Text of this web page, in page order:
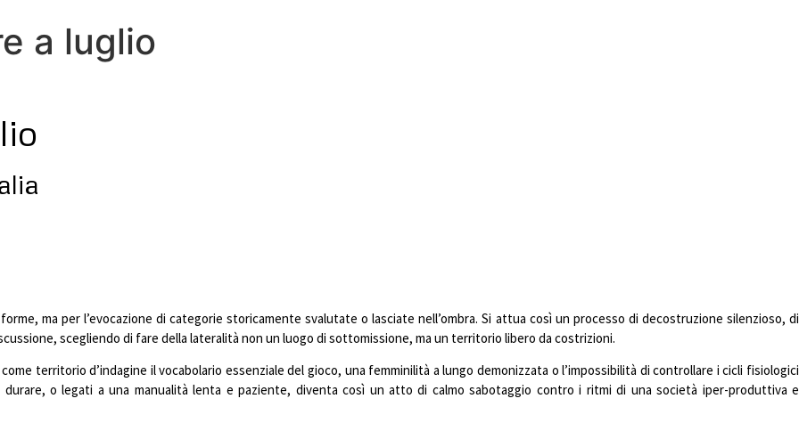
a luglio
ma per l’evocazione di categorie storicamente svalutate o lasciate nell’ombra. Si attua così un processo di decostruzione silenzioso, di
scegliendo di fare della lateralità non un luogo di sottomissione, ma un territorio libero da costrizioni.
territorio d’indagine il vocabolario essenziale del gioco, una femminilità a lungo demonizzata o l’impossibilità di controllare i cicli fisiologici
o legati a una manualità lenta e paziente, diventa così un atto di calmo sabotaggio contro i ritmi di una società iper-produttiva e